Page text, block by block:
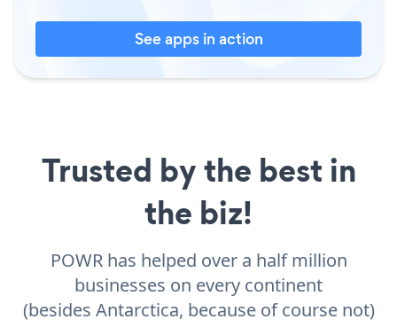
See apps in action
Trusted by the best in
the biz!
POWR has helped over a half million
businesses on every continent
(besides Antarctica, because of course not)